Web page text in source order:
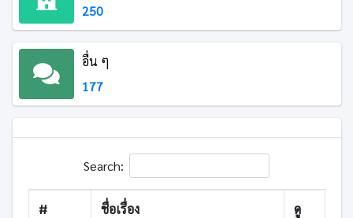
250
อื่น ๆ
177
Search:
# ชื่อเรื่อง ดู